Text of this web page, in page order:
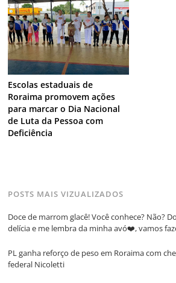
Escolas estaduais de
Roraima promovem ações
para marcar o Dia Nacional
de Luta da Pessoa com
Deficiência
POSTS MAIS VIZUALIZADOS
Doce de marrom glacê! Você conhece? Não?
delícia e me lembra da minha avó❤️, vamos
PL ganha reforço de peso em Roraima com
federal Nicoletti